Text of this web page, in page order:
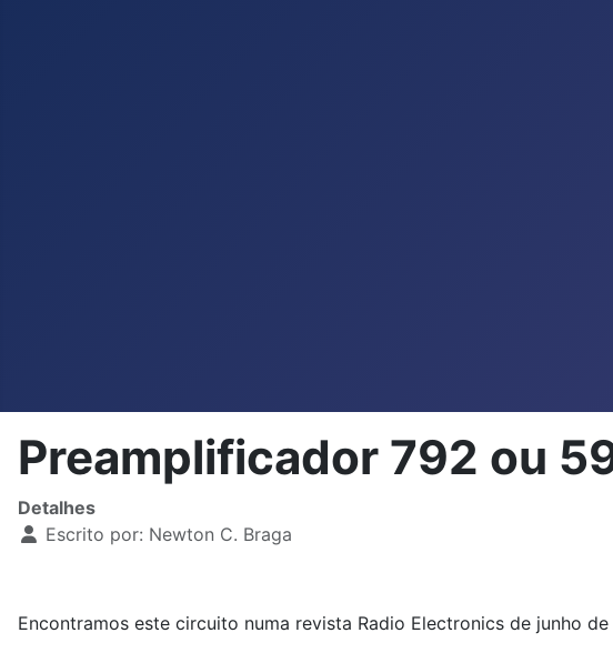
Preamplificador 792 ou
Detalhes
Escrito por: Newton C. Braga
Encontramos este circuito numa revista Radio Electronics de junho